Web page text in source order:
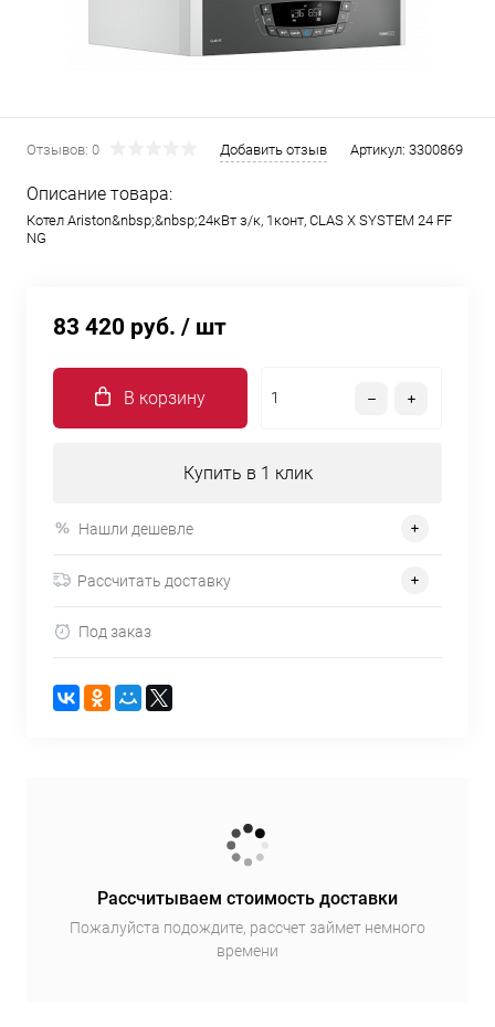
Отзывов: 0 Добавить отзыв Артикул: 3300869
Описание товара:
Котел Ariston&nbsp;&nbsp;24кВт з/к, 1конт, CLAS X SYSTEM 24 FF
NG
83 420 руб. / шт
В корзину
Купить в 1 клик
Нашли дешевле
Рассчитать доставку
Под заказ
Рассчитываем стоимость доставки
Пожалуйста подождите, рассчет займет немного
времени